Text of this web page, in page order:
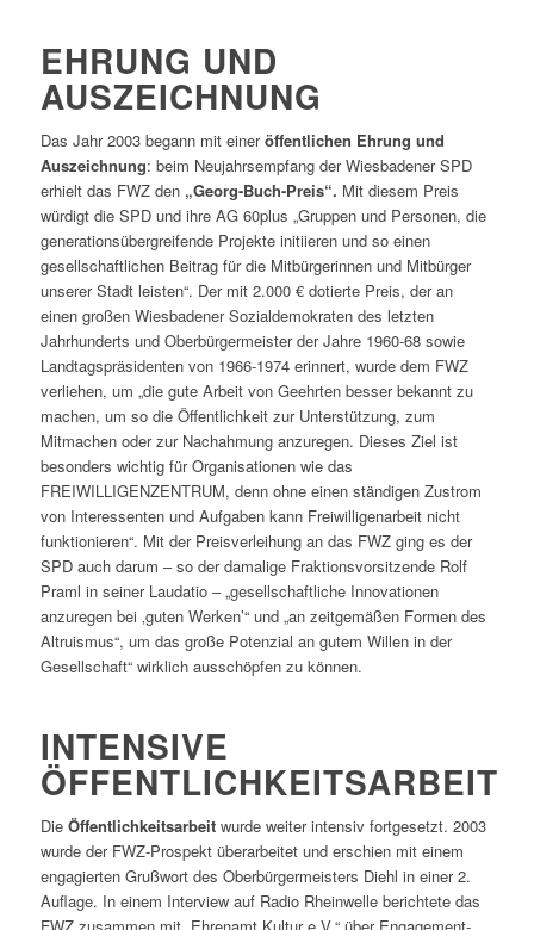
EHRUNG UND
AUSZEICHNUNG
Das Jahr 2003 begann mit eineröffentlichen Ehrung und
Auszeichnung: beim Neujahrsempfang der Wiesbadener SPD
erhielt das FWZ den „Georg-Buch-Preis“. Mit diesem Preis
würdigt die SPD und ihre AG 60plus „Gruppen und Personen, die
generationsübergreifende Projekte initiieren und so einen
gesellschaftlichen Beitrag für die Mitbürgerinnen und Mitbürger
unserer Stadt leisten“. Der mit 2.000 € dotierte Preis, der an
einen großen Wiesbadener Sozialdemokraten des letzten
Jahrhunderts und Oberbürgermeister der Jahre 1960-68 sowie
Landtagspräsidenten von 1966-1974 erinnert, wurde dem FWZ
verliehen, um „die gute Arbeit von Geehrten besser bekannt zu
machen, um so die Öffentlichkeit zur Unterstützung, zum
Mitmachen oder zur Nachahmung anzuregen. Dieses Ziel ist
besonders wichtig für Organisationen wie das
FREIWILLIGENZENTRUM, denn ohne einen ständigen Zustrom
von Interessenten und Aufgaben kann Freiwilligenarbeit nicht
funktionieren“. Mit der Preisverleihung an das FWZ ging es der
SPD auch darum – so der damalige Fraktionsvorsitzende Rolf
Praml in seiner Laudatio – „gesellschaftliche Innovationen
anzuregen bei ‚guten Werken’“ und „an zeitgemäßen Formen des
Altruismus“, um das große Potenzial an gutem Willen in der
Gesellschaft“ wirklich ausschöpfen zu können.
INTENSIVE
ÖFFENTLICHKEITSARBEIT
Die Öffentlichkeitsarbeitwurde weiter intensiv fortgesetzt. 2003
wurde der FWZ-Prospekt überarbeitet und erschien mit einem
engagierten Grußwort des Oberbürgermeisters Diehl in einer 2.
Auflage. In einem Interview auf Radio Rheinwelle berichtete das